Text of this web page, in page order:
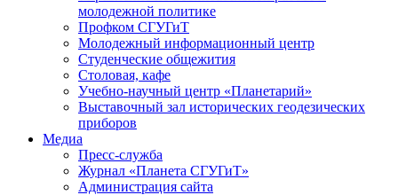
молодежной политике
Профком СГУГиТ
Молодежный информационный центр
Студенческие общежития
Столовая, кафе
Учебно-научный центр «Планетарий»
Выставочный зал исторических геодезических
приборов
Медиа
Пресс-служба
Журнал «Планета СГУГиТ»
Администрация сайта